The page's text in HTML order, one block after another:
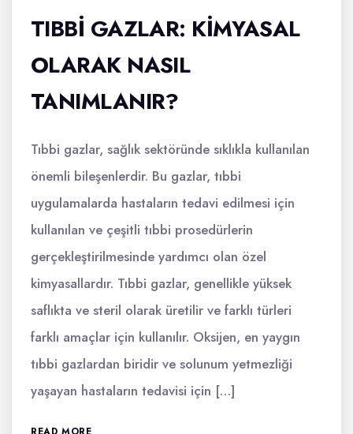
TIBBI GAZLAR: KIMYASAL
OLARAK NASIL
TANIMLANIR?
Tıbbi gazlar, sağlık sektöründe sıklıkla kullanılan
önemli bileşenlerdir. Bu gazlar, tıbbi
uygulamalarda hastaların tedavi edilmesi için
kullanılan ve çeşitli tıbbi prosedürlerin
gerçekleştirilmesinde yardımcı olan özel
kimyasallardır. Tıbbi gazlar, genellikle yüksek
saflıkta ve steril olarak üretilir ve farklı türleri
farklı amaçlar için kullanılır. Oksijen, en yaygın
tıbbi gazlardan biridir ve solunum yetmezliği
yaşayan hastaların tedavisi için […]